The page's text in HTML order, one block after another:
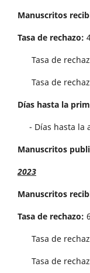
Manuscritos
Tasa de rechazo:
Tasa de
Tasa de
Días hasta la
- Días hasta la
Manuscritos
2023
Manuscritos
Tasa de rechazo:
Tasa de
Tasa de